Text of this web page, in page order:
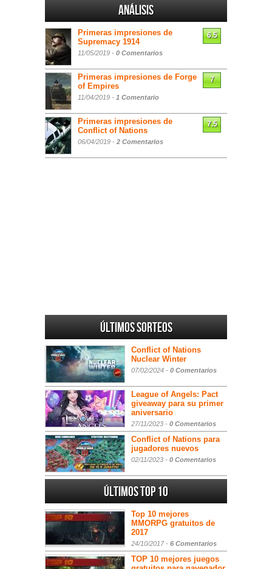
Análisis
Primeras impresiones de
Supremacy 1914
11/05/2019 - 0 Comentarios
6.5
Primeras impresiones de Forge
of Empires
11/04/2019 - 1 Comentario
7
Primeras impresiones de
Conflict of Nations
06/04/2019 - 2 Comentarios
7.5
Últimos sorteos
Conflict of Nations
Nuclear Winter
07/02/2024 - 0 Comentarios
League of Angels: Pact
giveaway para su primer
aniversario
27/11/2023 - 0 Comentarios
Conflict of Nations para
jugadores nuevos
02/11/2023 - 0 Comentarios
Últimos Top 10
Top 10 mejores
MMORPG gratuitos de
2017
24/10/2017 - 6 Comentarios
TOP 10 mejores juegos